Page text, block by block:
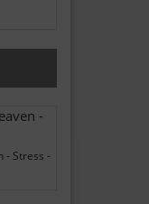
- Stress -